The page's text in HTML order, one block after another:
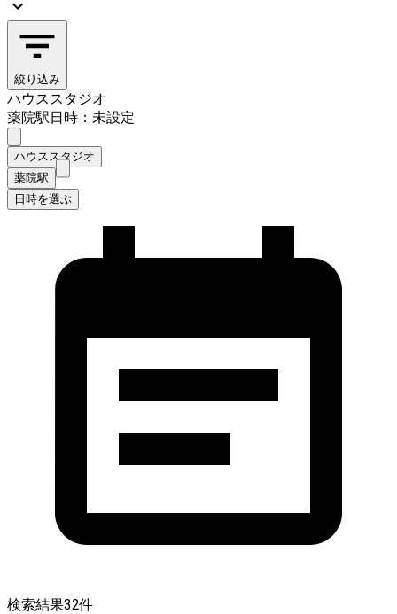
絞り込み
ハウススタジオ
薬院駅日時：未設定
ハウススタジオ
薬院駅
日時を選ぶ
検索結果32件